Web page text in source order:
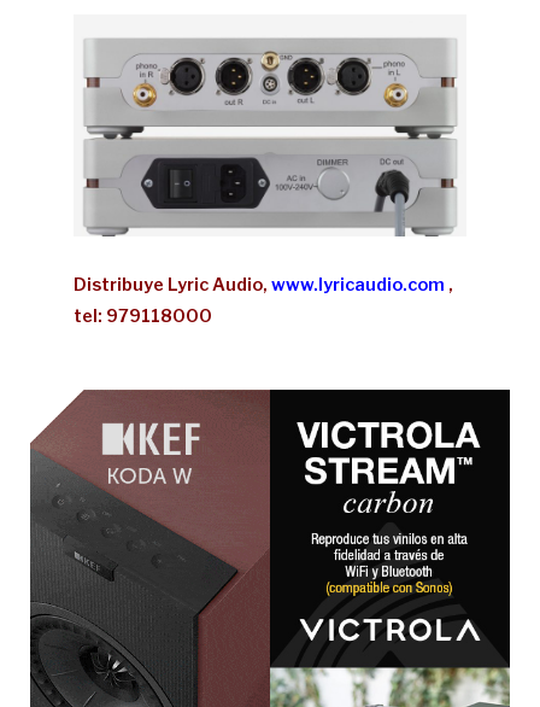
Distribuye Lyric Audio, www.lyricaudio.com ,
tel: 979118000